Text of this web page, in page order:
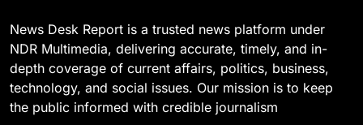
News Desk Report is a trusted news platform under
NDR Multimedia, delivering accurate, timely, and in-
depth coverage of current affairs, politics, business,
technology, and social issues. Our mission is to keep
the public informed with credible journalism